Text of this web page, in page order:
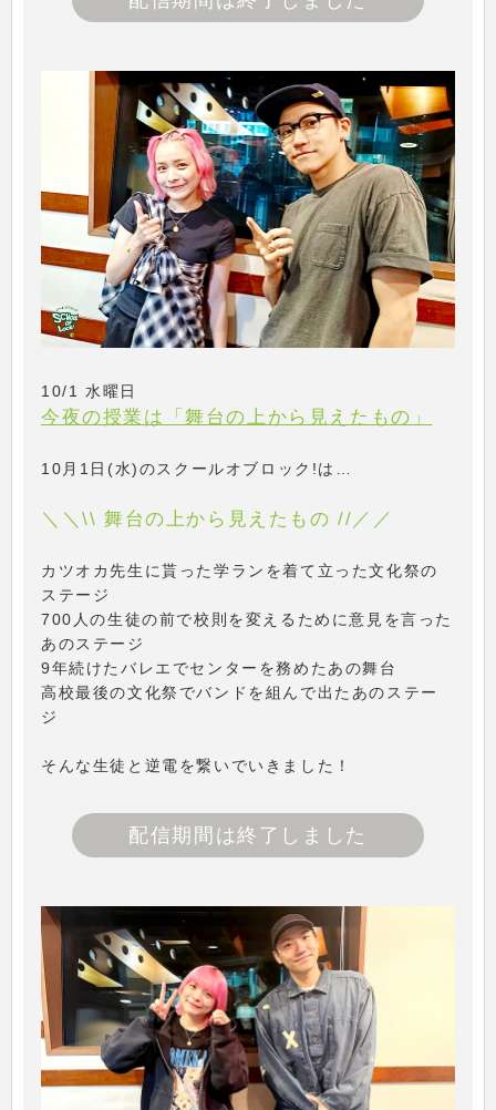
10/1 水曜日
今夜の授業は「舞台の上から見えたもの」
10月1日(水)のスクールオブロック!は…
＼＼\\ 舞台の上から見えたもの //／／
カツオカ先生に貰った学ランを着て立った文化祭の
ステージ
700人の生徒の前で校則を変えるために意見を言った
あのステージ
9年続けたバレエでセンターを務めたあの舞台
高校最後の文化祭でバンドを組んで出たあのステー
ジ
そんな生徒と逆電を繋いでいきました！
配信期間は終了しました